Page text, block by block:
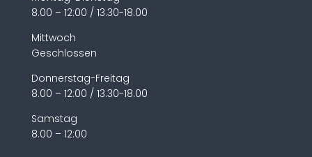
8.00 – 12:00 / 13.30-18.00
Mittwoch
Geschlossen
Donnerstag-Freitag
8.00 – 12:00 / 13.30-18.00
Samstag
8.00 – 12:00